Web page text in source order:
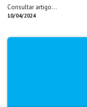
Consultar artigo...
10/04/2024